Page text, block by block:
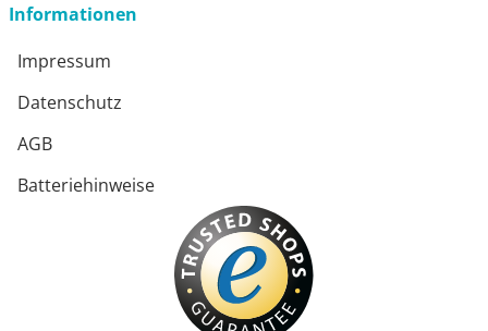
Informationen
Impressum
Datenschutz
AGB
Batteriehinweise